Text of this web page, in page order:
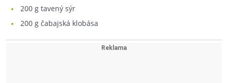
200 g tavený sýr
200 g čabajská klobása